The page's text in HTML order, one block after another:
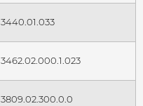
3440.01.033
3462.02.000.1.023
3809.02.300.0.0